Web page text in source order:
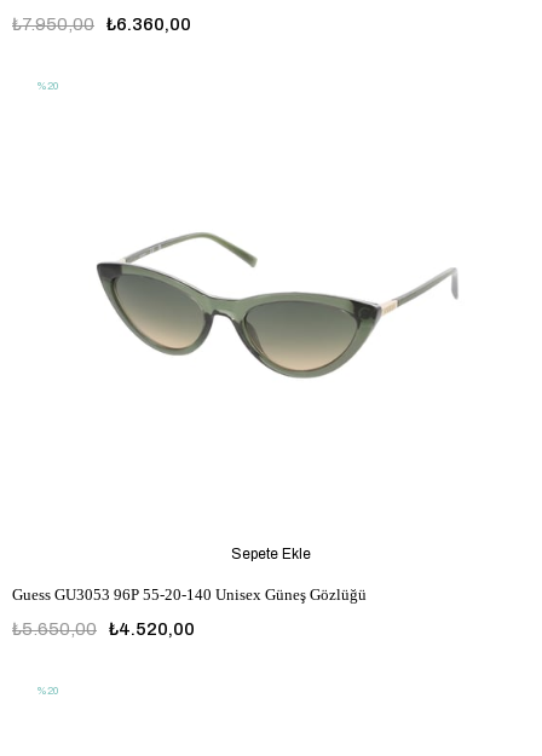
₺6.360,00
₺7.950,00
Guess GU3053 96P 55-20-140 Unisex Güneş Gözlüğü
₺4.520,00
₺5.650,00
Sepete Ekle
%20
%20